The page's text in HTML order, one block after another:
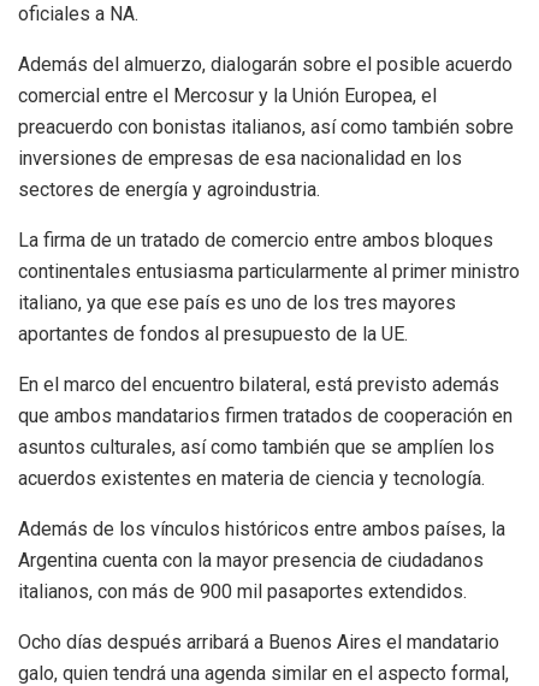
oficiales a NA.
Además del almuerzo, dialogarán sobre el posible acuerdo
comercial entre el Mercosur y la Unión Europea, el
preacuerdo con bonistas italianos, así como también sobre
inversiones de empresas de esa nacionalidad en los
sectores de energía y agroindustria.
La firma de un tratado de comercio entre ambos bloques
continentales entusiasma particularmente al primer ministro
italiano, ya que ese país es uno de los tres mayores
aportantes de fondos al presupuesto de la UE.
En el marco del encuentro bilateral, está previsto además
que ambos mandatarios firmen tratados de cooperación en
asuntos culturales, así como también que se amplíen los
acuerdos existentes en materia de ciencia y tecnología.
Además de los vínculos históricos entre ambos países, la
Argentina cuenta con la mayor presencia de ciudadanos
italianos, con más de 900 mil pasaportes extendidos.
Ocho días después arribará a Buenos Aires el mandatario
galo, quien tendrá una agenda similar en el aspecto formal,